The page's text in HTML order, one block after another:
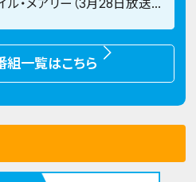
ル・メアリー（3月28日放送
一覧はこちら